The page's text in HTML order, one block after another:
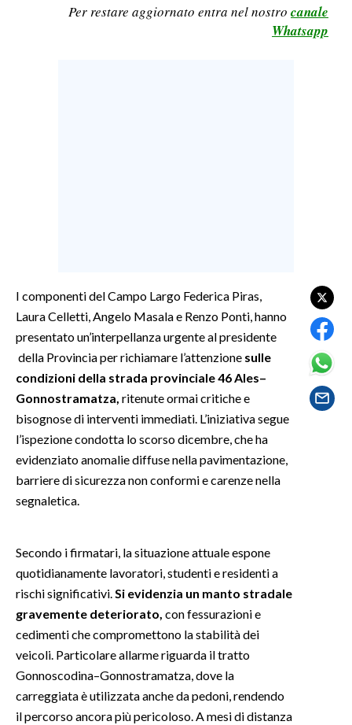
CALCIO REGIONALE
SARDEGNA TURISMO
SARDI NEL MONDO
NOTIZIE
EVENTI
#CARAUNIONE
3 MINUTI CON
INFO AZIENDE
ABBONATI
ANNUNCI
PUBBLICITÀ
SPIAGGE
STORE
Per restare aggiornato entra nel nostro canale
Whatsapp
I componenti del Campo Largo Federica Piras,
Laura Celletti, Angelo Masala e Renzo Ponti, hanno
presentato un’interpellanza urgente al presidente
della Provincia per richiamare l’attenzione sulle
condizioni della strada provinciale 46 Ales–
Gonnostramatza, ritenute ormai critiche e
bisognose di interventi immediati. L’iniziativa segue
l’ispezione condotta lo scorso dicembre, che ha
evidenziato anomalie diffuse nella pavimentazione,
barriere di sicurezza non conformi e carenze nella
segnaletica.
Secondo i firmatari, la situazione attuale espone
quotidianamente lavoratori, studenti e residenti a
rischi significativi. Si evidenzia un manto stradale
gravemente deteriorato, con fessurazioni e
cedimenti che compromettono la stabilità dei
veicoli. Particolare allarme riguarda il tratto
Gonnoscodina–Gonnostramatza, dove la
carreggiata è utilizzata anche da pedoni, rendendo
il percorso ancora più pericoloso. A mesi di distanza